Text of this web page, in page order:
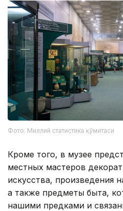
Фото: Миллий статистика қўмитаси
Кроме того, в музее
местных мастеров
искусства, произведения
а также предметы быта,
нашими предками и